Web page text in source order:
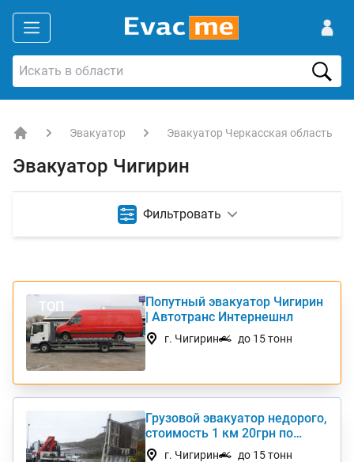
Эвакуатор Эвакуатор Черкасская область
Эвакуатор Чигирин
Фильтровать
ТОП
Попутный эвакуатор Чигирин
| Автотранс Интернешнл
г. Чигирин до 15 тонн
Грузовой эвакуатор недорого,
стоимость 1 км 20грн по
Украине
г. Чигирин до 15 тонн